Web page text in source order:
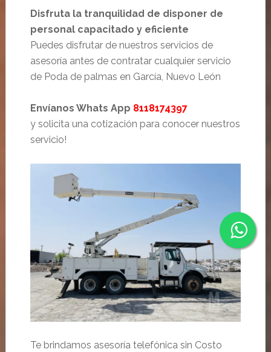
Disfruta la tranquilidad de disponer de
personal capacitado y eficiente
Puedes disfrutar de nuestros servicios de
asesoría antes de contratar cualquier servicio
de Poda de palmas en García, Nuevo León
Envíanos Whats App 8118174397
y solicita una cotización para conocer nuestros
servicio!
Te brindamos asesoría telefónica sin Costo